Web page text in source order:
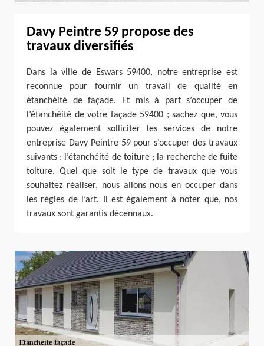
Davy Peintre 59 propose des
travaux diversifiés
Dans la ville de Eswars 59400, notre entreprise est
reconnue pour fournir un travail de qualité en
étanchéité de façade. Et mis à part s’occuper de
l’étanchéité de votre façade 59400 ; sachez que, vous
pouvez également solliciter les services de notre
entreprise Davy Peintre 59 pour s’occuper des travaux
suivants : l’étanchéité de toiture ; la recherche de fuite
toiture. Quel que soit le type de travaux que vous
souhaitez réaliser, nous allons nous en occuper dans
les règles de l’art. Il est également à noter que, nos
travaux sont garantis décennaux.